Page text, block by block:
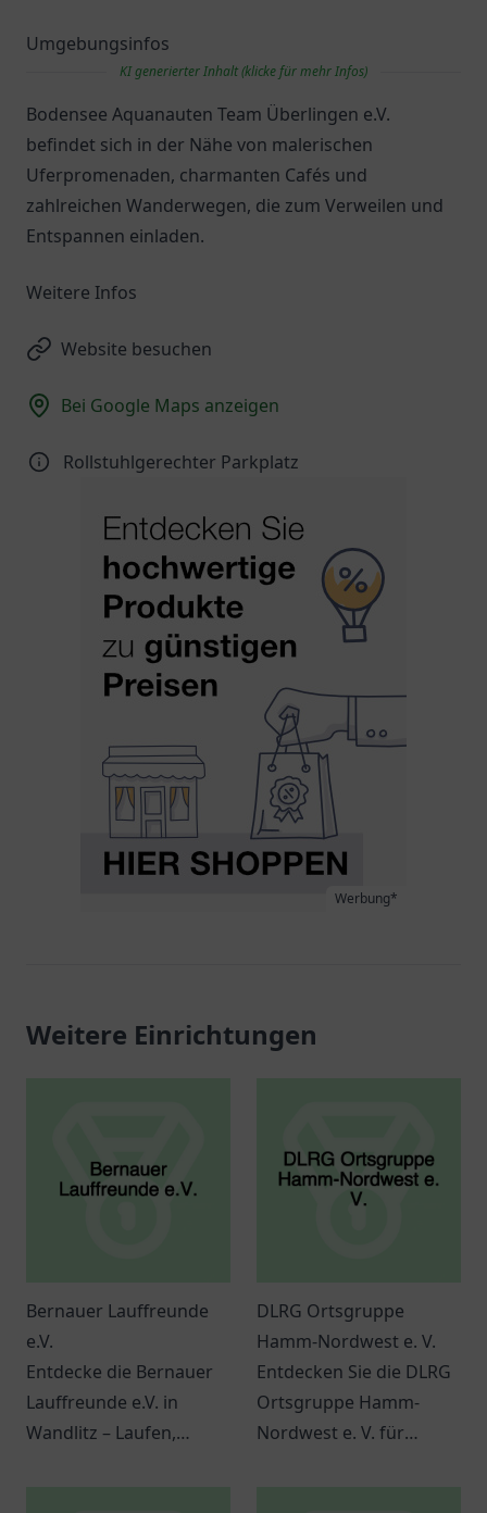
Umgebungsinfos
KI generierter Inhalt (klicke für mehr Infos)
Bodensee Aquanauten Team Überlingen e.V.
befindet sich in der Nähe von malerischen
Uferpromenaden, charmanten Cafés und
zahlreichen Wanderwegen, die zum Verweilen und
Entspannen einladen.
Weitere Infos
Website besuchen
Bei Google Maps anzeigen
Rollstuhlgerechter Parkplatz
Werbung*
Weitere Einrichtungen
Bernauer Lauffreunde
e.V.
Entdecke die Bernauer
Lauffreunde e.V. in
Wandlitz – Laufen,
DLRG Ortsgruppe
Hamm-Nordwest e. V.
Entdecken Sie die DLRG
Ortsgruppe Hamm-
Nordwest e. V. für